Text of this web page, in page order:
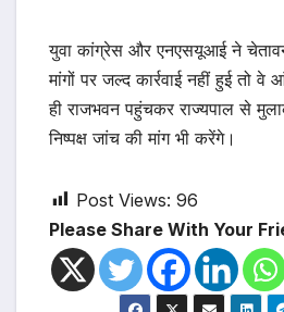
युवा कांग्रेस और एनएसयूआई ने
मांगों पर जल्द कार्रवाई नहीं हुई
ही राजभवन पहुंचकर राज्यपाल से
निष्पक्ष जांच की मांग भी करेंगे।
Post Views: 96
Please Share With Your